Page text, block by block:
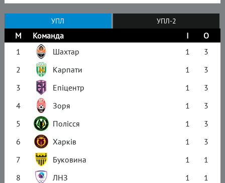
УПЛ УПЛ-2
М Команда І
О
1
Шахтар 1
3
2
Карпати 1
3
3
Епіцентр 1
3
4
Зоря 1
3
5
Полісся 1
3
6
Харків 1
3
7
Буковина 1
1
8
ЛНЗ 1
1